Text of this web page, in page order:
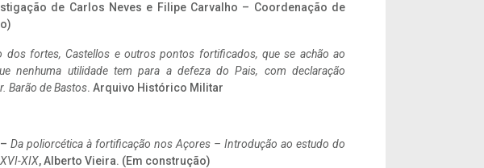
de Carlos Neves e Filipe Carvalho – Coordenação de
dos fortes, Castellos e outros pontos fortificados, que se achão ao
nenhuma utilidade tem para a defeza do Pais, com declaração
Barão de Bastos. Arquivo Histórico Militar
Da poliorcética à fortificação nos Açores – Introdução ao estudo do
XIX, Alberto Vieira. (Em construção)